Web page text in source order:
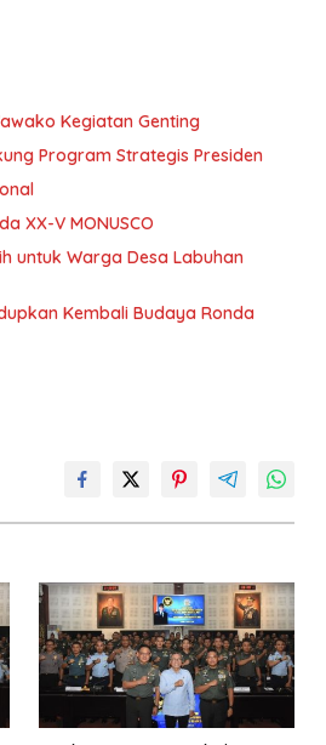
Kegiatan Genting
Program Strategis Presiden
XX-V MONUSCO
untuk Warga Desa Labuhan
Kembali Budaya Ronda